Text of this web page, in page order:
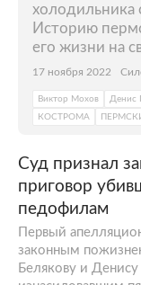
холодильника
Историю
его жизни на
17 ноября 2022
Виктор Мохов Денис
КОСТРОМА
Суд признал
приговор
педофилам
Первый
законным
Белякову и